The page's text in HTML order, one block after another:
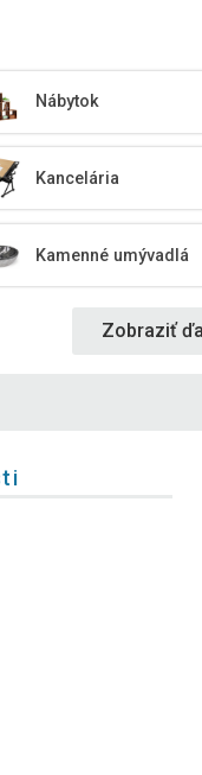
Nábytok
Kancelária
Kamenné umývadlá
Zobraziť